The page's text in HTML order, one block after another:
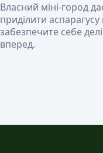
Власний міні-город
приділити
забезпечите себе
вперед.